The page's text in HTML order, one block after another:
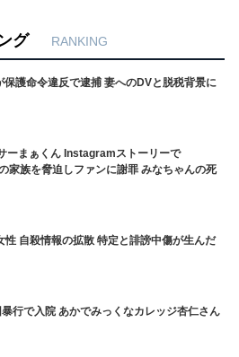
グ RANKING
保護命令違反で逮捕 妻へのDVと脱税背景に
ーまぁくん Instagramストーリーで
家族を脅迫しファンに謝罪 みなちゃんの死
性 自殺情報の拡散 特定と誹謗中傷が生んだ
行で入院 あかでみっくなカレッジ杏仁さん